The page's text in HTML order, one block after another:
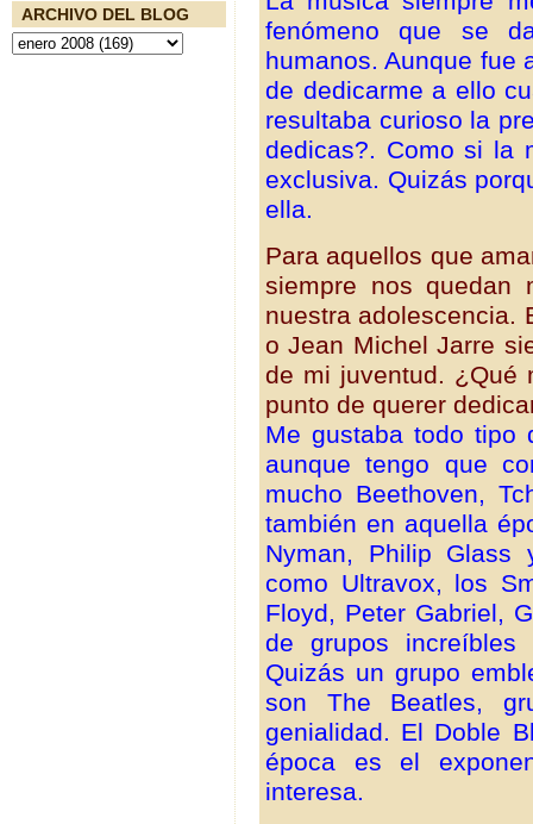
ARCHIVO DEL BLOG
fenómeno que se
humanos. Aunque fue
de dedicarme a ello
resultaba curioso la
dedicas?. Como si la
exclusiva. Quizás
ella.
Para aquellos que
siempre nos quedan
nuestra adolescencia.
o Jean Michel Jarre
de mi juventud. ¿Qué
punto de querer
Me gustaba todo tipo
aunque tengo que
mucho Beethoven,
también en aquella
Nyman, Philip Glass
como Ultravox, los
Floyd, Peter Gabriel,
de grupos
Quizás un grupo
son The Beatles,
genialidad. El Doble
época es el
interesa.